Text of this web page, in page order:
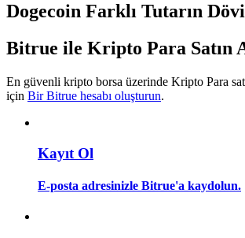
Kopya Tüccarı Olun
Dogecoin Farklı Tutarın
Bitrue ile Kripto Para Satın
En güvenli kripto borsa üzerinde Kripto Para
için Bir Bitrue hesabı oluşturun.
Kayıt Ol
E-posta adresinizle Bitrue'a kaydolun.